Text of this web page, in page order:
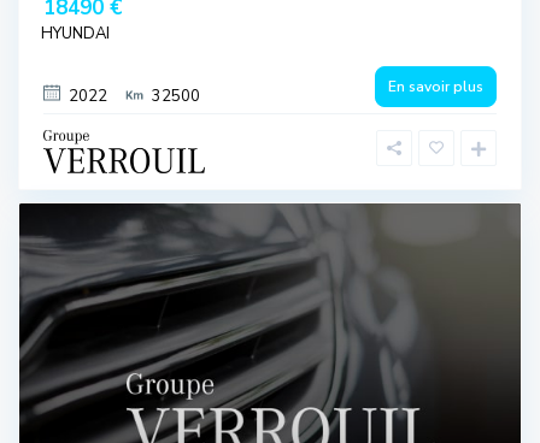
18490 €
HYUNDAI
2022 32500 En savoir plus